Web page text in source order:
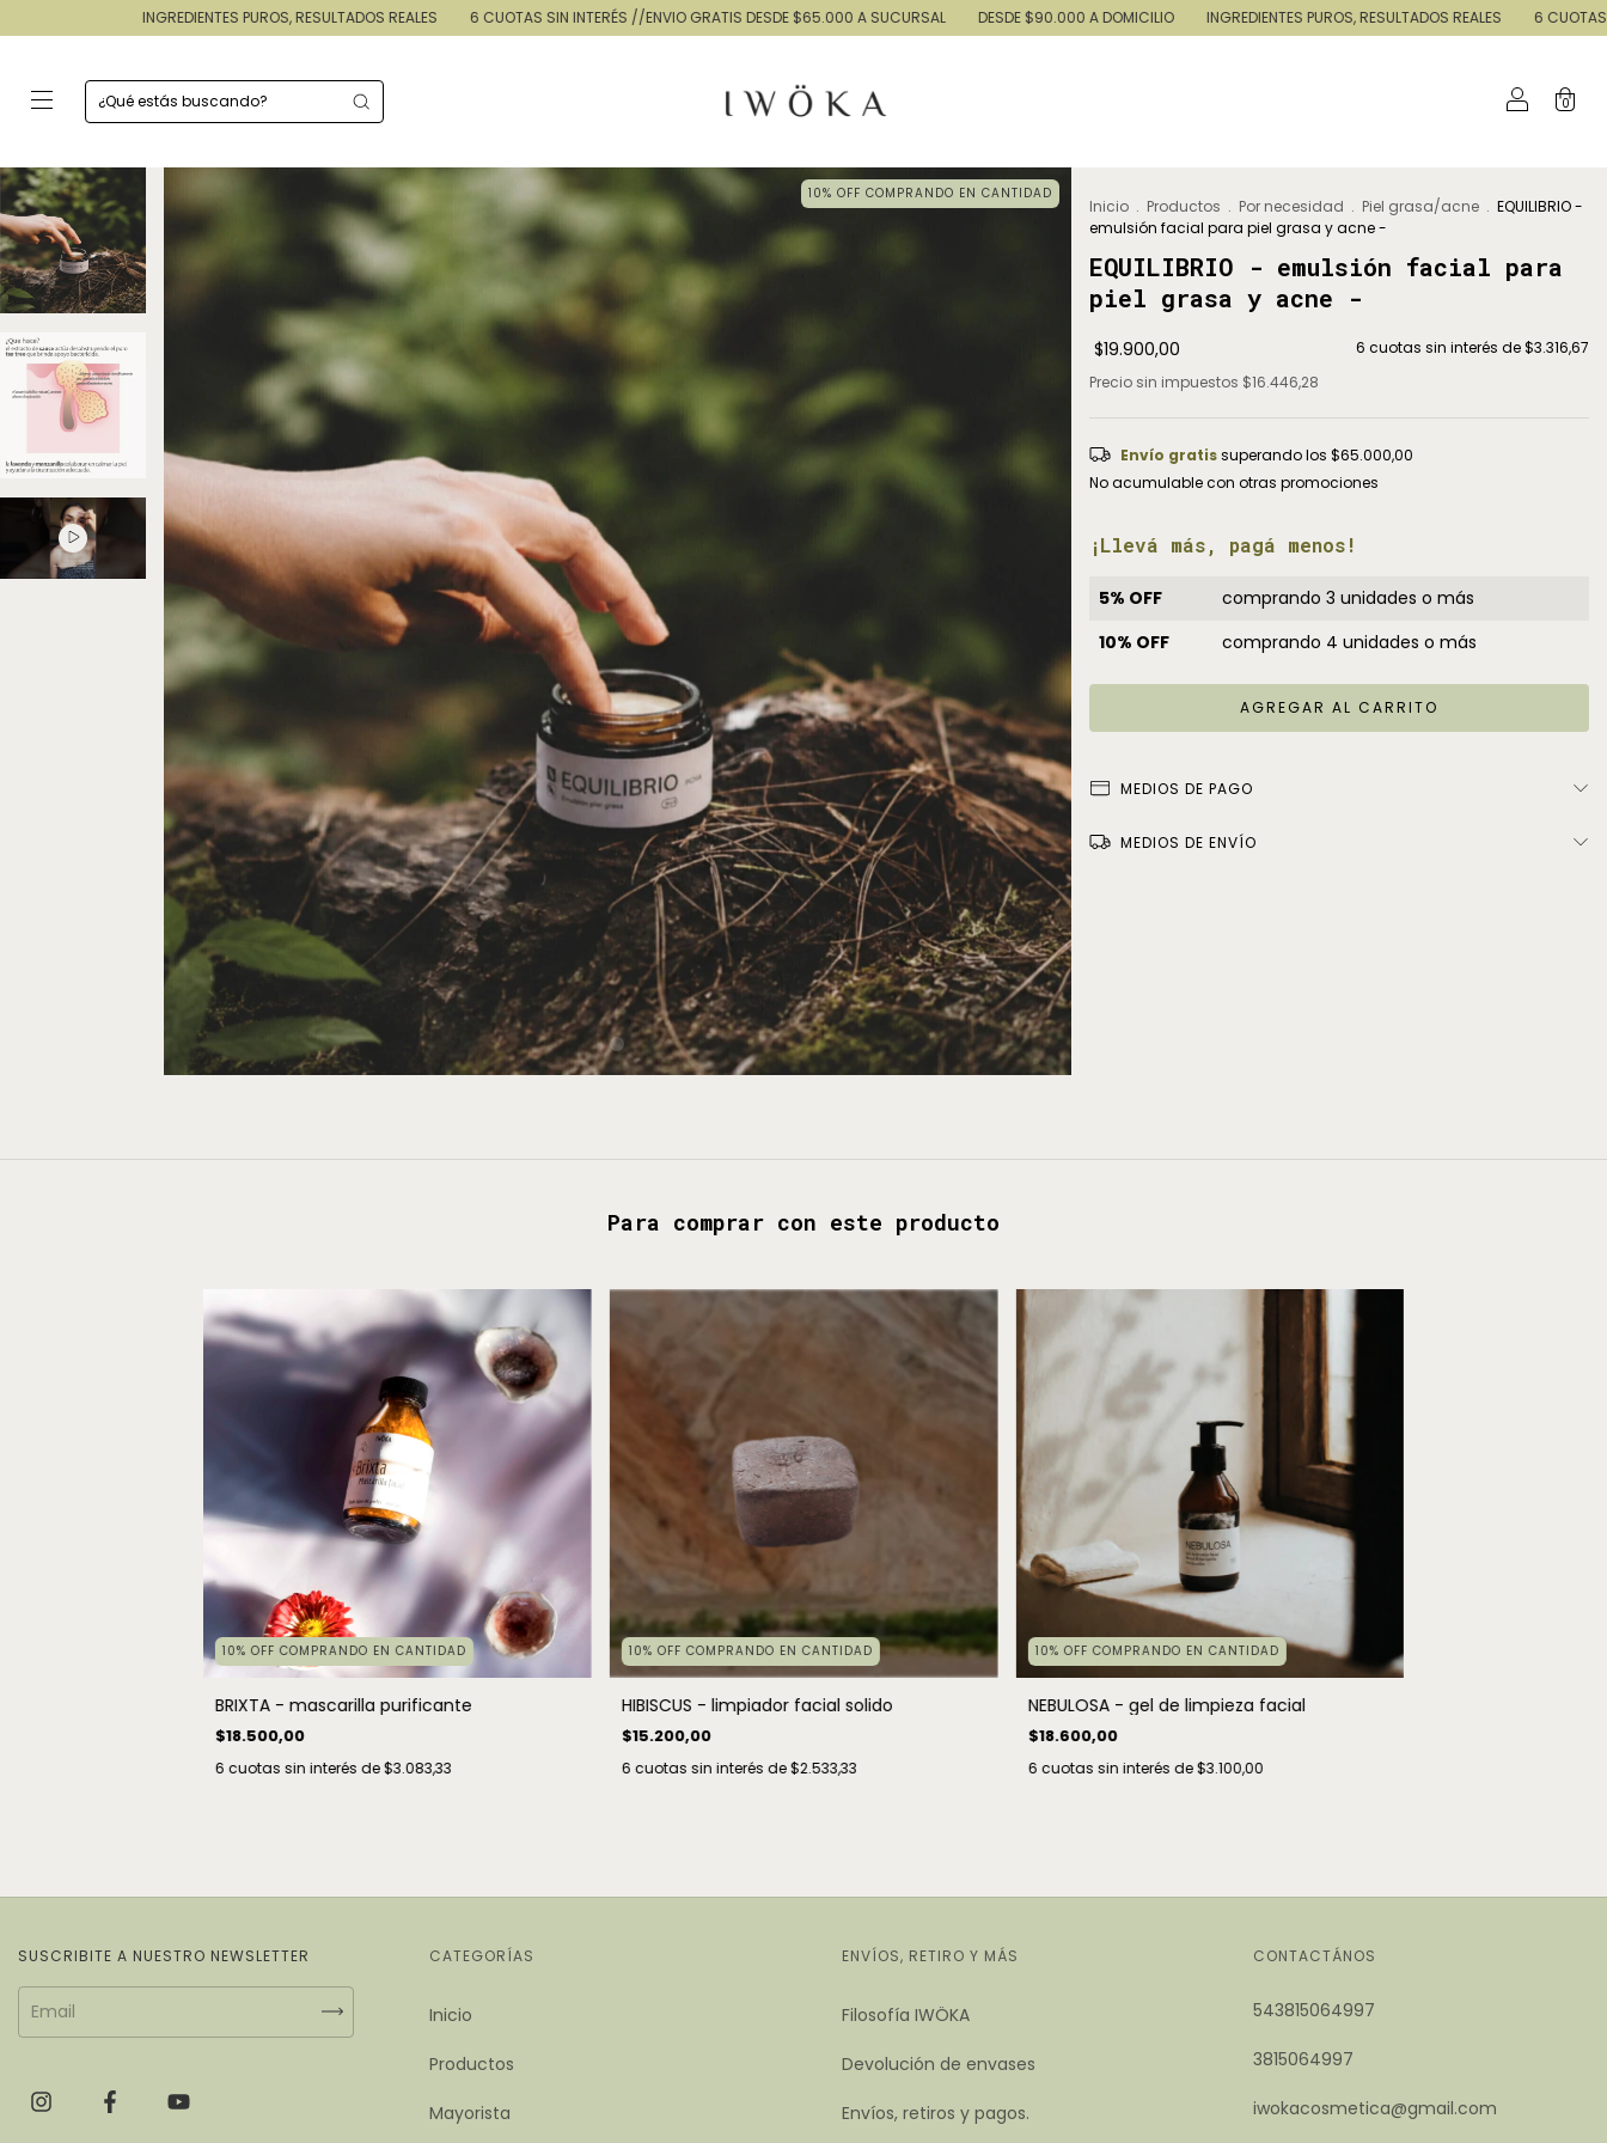
INGREDIENTES PUROS, RESULTADOS REALES 6 CUOTAS SIN INTERÉS //ENVIO GRATIS DESDE $65.000 A SUCURSAL DESDE $90.000 A DOMICILIO INGREDIENTES PUROS, RESULTADOS REALES 6 CUOTAS SIN
0
10% OFF COMPRANDO EN CANTIDAD
Inicio . Productos . Por necesidad . Piel grasa/acne . EQUILIBRIO -
emulsión facial para piel grasa y acne -
EQUILIBRIO - emulsión facial para
piel grasa y acne -
$19.900,00 6 cuotas sin interés de$3.316,67
Precio sin impuestos $16.446,28
Envío gratis superando los $65.000,00
No acumulable con otras promociones
¡Llevá más, pagá menos!
5% OFF
comprando 3 unidades o más
10% OFF
comprando 4 unidades o más
MEDIOS DE PAGO
MEDIOS DE ENVÍO
Para comprar con este producto
10% OFF COMPRANDO EN CANTIDAD
BRIXTA - mascarilla purificante
$18.500,00
6 cuotas sin interés de$3.083,33
10% OFF COMPRANDO EN CANTIDAD
HIBISCUS - limpiador facial solido
$15.200,00
6 cuotas sin interés de$2.533,33
10% OFF COMPRANDO EN CANTIDAD
NEBULOSA - gel de limpieza facial
$18.600,00
6 cuotas sin interés de$3.100,00
SUSCRIBITE A NUESTRO NEWSLETTER CATEGORÍAS
Inicio
Productos
Mayorista
ENVÍOS, RETIRO Y MÁS
Filosofía IWÖKA
Devolución de envases
Envíos, retiros y pagos.
CONTACTÁNOS
543815064997
3815064997
iwokacosmetica@gmail.com